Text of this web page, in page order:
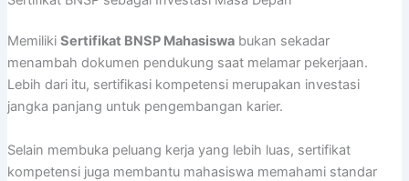
Memiliki Sertifikat BNSP Mahasiswabukan sekadar
menambah dokumen pendukung saat melamar pekerjaan.
Lebih dari itu, sertifikasi kompetensi merupakan investasi
jangka panjang untuk pengembangan karier.
Selain membuka peluang kerja yang lebih luas, sertifikat
kompetensi juga membantu mahasiswa memahami standar